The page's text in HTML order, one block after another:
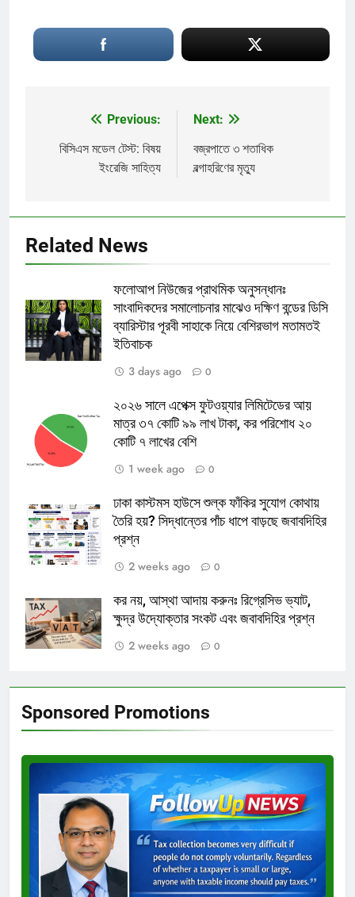
navigation
Previous:
বিসিএস মডেল টেস্ট: বিষয়
ইংরেজি সাহিত্য
Next:
বজ্রপাতে ৩ শতাধিক
বল্গাহরিণের মৃত্যু
Related News
ফলোআপ নিউজের প্রাথমিক অনুসন্ধানঃ
সাংবাদিকদের সমালোচনার মাঝেও দক্ষিণ বন্ডের ডিসি
ব্যারিস্টার পূরবী সাহাকে নিয়ে বেশিরভাগ মতামতই
ইতিবাচক
3 days ago
0
২০২৬ সালে এপেক্স ফুটওয়্যার লিমিটেডের আয়
মাত্র ৩৭ কোটি ৯৯ লাখ টাকা, কর পরিশোধ ২০
কোটি ৭ লাখের বেশি
1 week ago
0
ঢাকা কাস্টমস হাউসে শুল্ক ফাঁকির সুযোগ কোথায়
তৈরি হয়? সিদ্ধান্তের পাঁচ ধাপে বাড়ছে জবাবদিহির
প্রশ্ন
2 weeks ago
0
কর নয়, আস্থা আদায় করুনঃ রিগ্রেসিভ ভ্যাট,
ক্ষুদ্র উদ্যোক্তার সংকট এবং জবাবদিহির প্রশ্ন
2 weeks ago
0
Sponsored Promotions
Ad
3